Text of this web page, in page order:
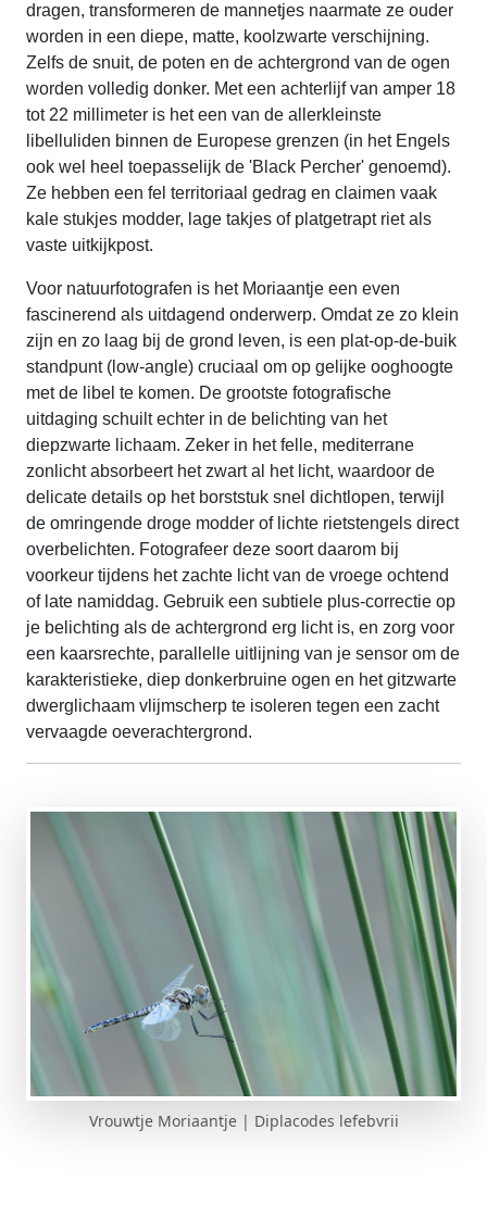
dragen, transformeren de mannetjes naarmate ze ouder
worden in een diepe, matte, koolzwarte verschijning.
Zelfs de snuit, de poten en de achtergrond van de ogen
worden volledig donker. Met een achterlijf van amper 18
tot 22 millimeter is het een van de allerkleinste
libelluliden binnen de Europese grenzen (in het Engels
ook wel heel toepasselijk de 'Black Percher' genoemd).
Ze hebben een fel territoriaal gedrag en claimen vaak
kale stukjes modder, lage takjes of platgetrapt riet als
vaste uitkijkpost.
Voor natuurfotografen is het Moriaantje een even
fascinerend als uitdagend onderwerp. Omdat ze zo klein
zijn en zo laag bij de grond leven, is een plat-op-de-buik
standpunt (low-angle) cruciaal om op gelijke ooghoogte
met de libel te komen. De grootste fotografische
uitdaging schuilt echter in de belichting van het
diepzwarte lichaam. Zeker in het felle, mediterrane
zonlicht absorbeert het zwart al het licht, waardoor de
delicate details op het borststuk snel dichtlopen, terwijl
de omringende droge modder of lichte rietstengels direct
overbelichten. Fotografeer deze soort daarom bij
voorkeur tijdens het zachte licht van de vroege ochtend
of late namiddag. Gebruik een subtiele plus-correctie op
je belichting als de achtergrond erg licht is, en zorg voor
een kaarsrechte, parallelle uitlijning van je sensor om de
karakteristieke, diep donkerbruine ogen en het gitzwarte
dwerglichaam vlijmscherp te isoleren tegen een zacht
vervaagde oeverachtergrond.
Vrouwtje Moriaantje | Diplacodes lefebvrii